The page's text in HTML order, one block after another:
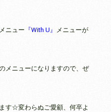
ニュー 『With U』
メニューが
メニューになりますので、ぜ
す☆変わらぬご愛顧、何卒よ